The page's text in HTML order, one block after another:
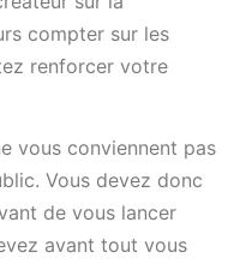
compter sur les
renforcer votre
vous conviennent pas
Vous devez donc
de vous lancer
avant tout vous